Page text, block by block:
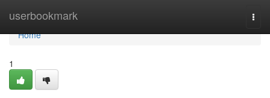
userbookmark
Home
Home
1